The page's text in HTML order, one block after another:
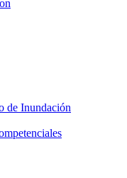
de Inundación